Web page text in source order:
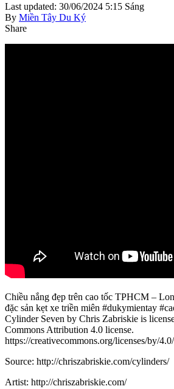
Last updated: 30/06/2024 5:15 Sáng
By Miền Tây Du Ký
Share
Chiều nắng đẹp trên cao tốc TPHCM –
đặc sản kẹt xe triền miên #dukymientay
Cylinder Seven by Chris Zabriskie is
Commons Attribution 4.0 license.
https://creativecommons.org/licenses/by/4.0/
Source: http://chriszabriskie.com/cylinders/
Artist: http://chriszabriskie.com/